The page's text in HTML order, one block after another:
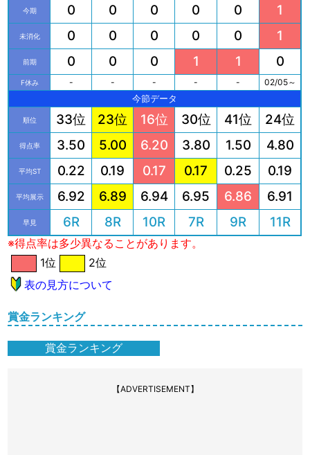
今期 0 0 0 0 0 1
未消化 0 0 0 0 0 1
前期 0 0 0 1 1 0
F休み - - - - -
02/05～
今節データ
順位 33位 23位 16位 30位 41位 24位
得点率 3.50 5.00 6.20 3.80 1.50 4.80
平均ST 0.22 0.19 0.17 0.17 0.25 0.19
平均展示 6.92 6.89 6.94 6.95 6.86 6.91
早見 6R 8R 10R 7R 9R 11R
※得点率は多少異なることがあります。
1位
2位
表の見方について
賞金ランキング
賞金ランキング
【ADVERTISEMENT】